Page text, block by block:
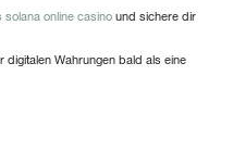
solana online casinound sichere dir
digitalen Wahrungen bald als eine